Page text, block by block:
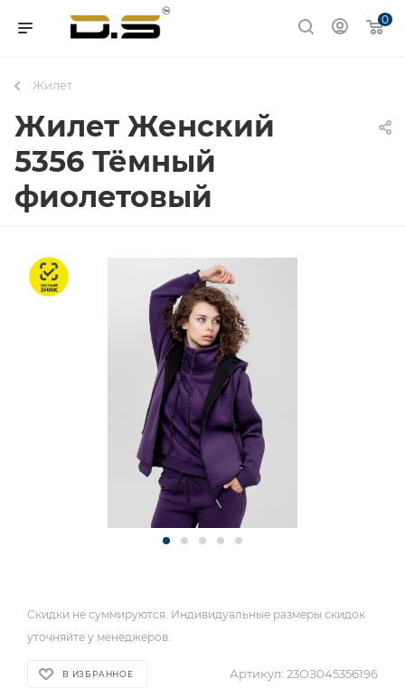
0
Жилет
Жилет Женский
5356 Тёмный
фиолетовый
Честный знак
В ИЗБРАННОЕ Артикул: 23ОЗ045356196
Скидки не суммируются. Индивидуальные размеры скидок
уточняйте у менеджеров.